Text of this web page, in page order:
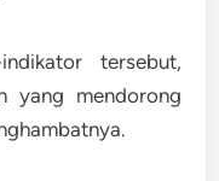
tersebut,
yang mendorong